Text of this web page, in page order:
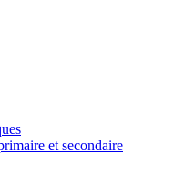
et secondaire